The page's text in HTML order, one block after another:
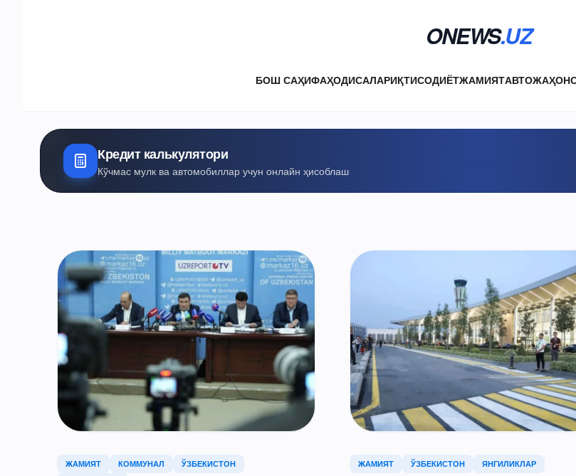
ONEWS.UZ
БОШ САҲИФАҲОДИСАЛАРИҚТИСОДИЁТЖАМИЯТАВТОЖАҲОН
Кредит калькулятори
Кўчмас мулк ва автомобиллар учун онлайн ҳисоблаш
ЖАМИЯТ КОММУНАЛ
ЎЗБЕКИСТОН
ЖАМИЯТ ЎЗБЕКИСТОН ЯНГИЛИКЛАР